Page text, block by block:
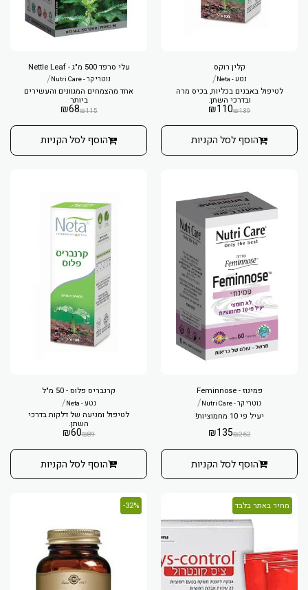
קלין רוקס
נטע - Neta /
לטיפול באבנים בכליות, בכיס מרה
ובדרכי השתן.
₪139
₪110
הוסף לסל הקניות
עלי סרפד 500 מ"ג - Nettle Leaf
נוטרי קר - Nutri Care /
אחד מהצמחים המגוונים והעשירים
ביותר
₪115
₪68
הוסף לסל הקניות
פמינוז - Feminnose
נוטרי קר - Nutri Care /
יעיל פי 10 מחמוציות!
₪262
₪135
הוסף לסל הקניות
קרנבריס פלוס - 50 מ"ל
נטע - Neta /
לטיפול ומניעה של דלקות בדרכי
השתן.
₪89
₪60
הוסף לסל הקניות
מחיר באתר בלבד 32%-